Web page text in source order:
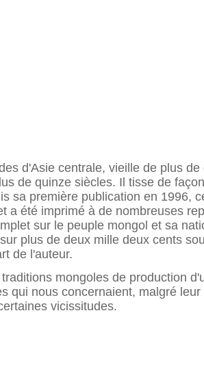
d'Asie centrale, vieille de plus de
de quinze siècles. Il tisse de
sa première publication en 1996,
a été imprimé à de nombreuses
sur le peuple mongol et sa
plus de deux mille deux cents
de l'auteur.
mongoles de production
qui nous concernaient, malgré leur
vicissitudes.